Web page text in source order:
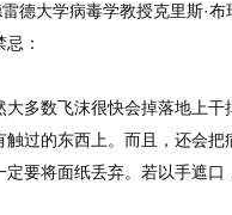
德大学病毒学教授克里斯·
：
多数飞沫很快会掉落地上干
过的东西上。而且，还会把
要将面纸丢弃。若以手遮口